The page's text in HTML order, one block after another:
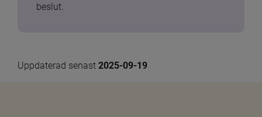
beslut.
Uppdaterad senast 2025-09-19